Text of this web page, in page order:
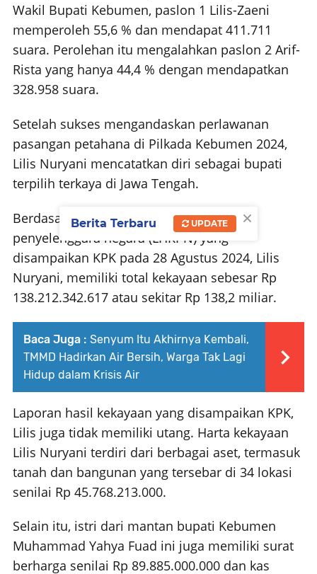
Wakil Bupati Kebumen, paslon 1 Lilis-Zaeni
memperoleh 55,6 % dan mendapat 411.711
suara. Perolehan itu mengalahkan paslon 2 Arif-
Rista yang hanya 44,4 % dengan mendapatkan
328.958 suara.
Setelah sukses mengandaskan perlawanan
pasangan petahana di Pilkada Kebumen 2024,
Lilis Nuryani mencatatkan diri sebagai bupati
terpilih terkaya di Jawa Tengah.
Berdasarkan laporan harta kekayaan
penyelenggara negara (LHKPN) yang
disampaikan KPK pada 28 Agustus 2024, Lilis
Nuryani, memiliki total kekayaan sebesar Rp
138.212.342.617 atau sekitar Rp 138,2 miliar.
Baca Juga : Senyum Itu Akhirnya Kembali,
TMMD Hadirkan Air Bersih, Warga Tak Lagi
Hidup dalam Krisis Air
Laporan hasil kekayaan yang disampaikan KPK,
Lilis juga tidak memiliki utang. Harta kekayaan
Lilis Nuryani terdiri dari berbagai aset, termasuk
tanah dan bangunan yang tersebar di 34 lokasi
senilai Rp 45.768.213.000.
Selain itu, istri dari mantan bupati Kebumen
Muhammad Yahya Fuad ini juga memiliki surat
berharga senilai Rp 89.885.000.000 dan kas
×
Berita Terbaru UPDATE